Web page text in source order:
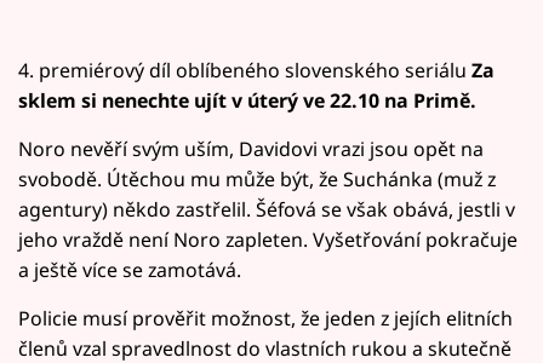
4. premiérový díl oblíbeného slovenského seriálu Za
sklem si nenechte ujít v úterý ve 22.10 na Primě.
Noro nevěří svým uším, Davidovi vrazi jsou opět na
svobodě. Útěchou mu může být, že Suchánka (muž z
agentury) někdo zastřelil. Šéfová se však obává, jestli v
jeho vraždě není Noro zapleten. Vyšetřování pokračuje
a ještě více se zamotává.
Policie musí prověřit možnost, že jeden z jejích elitních
členů vzal spravedlnost do vlastních rukou a skutečně